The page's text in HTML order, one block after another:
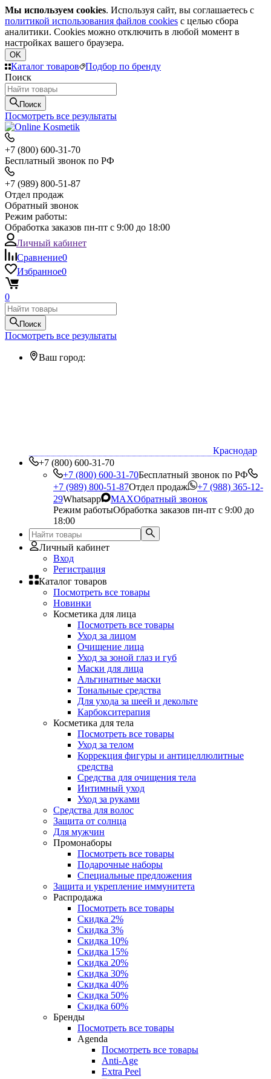
Мы используем cookies. Используя сайт, вы соглашаетесь с
политикой использования файлов cookies с целью сбора
аналитики. Cookies можно отключить в любой момент в
настройках вашего браузера.
OK
Каталог товаров
Подбор по бренду
Поиск
Поиск
Посмотреть все результаты
+7 (800) 600-31-70
Бесплатный звонок по РФ
+7 (989) 800-51-87
Отдел продаж
Обратный звонок
Режим работы:
Обработка заказов пн-пт с 9:00 до 18:00
Личный кабинет
Сравнение0
Избранное0
0
Поиск
Посмотреть все результаты
Ваш город:
Краснодар
+7 (800) 600-31-70
+7 (800) 600-31-70Бесплатный звонок по РФ
+7 (989) 800-51-87Отдел продаж
+7 (988) 365-12-
29Whatsapp MAXОбратный звонок
Режим работыОбработка заказов пн-пт с 9:00 до
18:00
Личный кабинет
Вход
Регистрация
Каталог товаров
Посмотреть все товары
Новинки
Косметика для лица
Посмотреть все товары
Уход за лицом
Очищение лица
Уход за зоной глаз и губ
Маски для лица
Альгинатные маски
Тональные средства
Для ухода за шеей и декольте
Карбокситерапия
Косметика для тела
Посмотреть все товары
Уход за телом
Коррекция фигуры и антицеллюлитные
средства
Средства для очищения тела
Интимный уход
Уход за руками
Средства для волос
Защита от солнца
Для мужчин
Промонаборы
Посмотреть все товары
Подарочные наборы
Специальные предложения
Защита и укрепление иммунитета
Распродажа
Посмотреть все товары
Скидка 2%
Скидка 3%
Скидка 10%
Скидка 15%
Скидка 20%
Скидка 30%
Скидка 40%
Скидка 50%
Скидка 60%
Бренды
Посмотреть все товары
Agenda
Посмотреть все товары
Anti‑Age
Extra Peel